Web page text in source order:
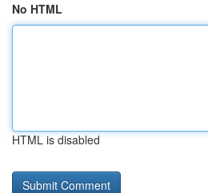
No HTML
HTML is disabled